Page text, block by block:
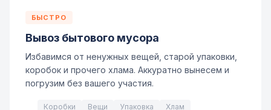
БЫСТРО
Вывоз бытового мусора
Избавимся от ненужных вещей, старой упаковки,
коробок и прочего хлама. Аккуратно вынесем и
погрузим без вашего участия.
Коробки Вещи Упаковка Хлам